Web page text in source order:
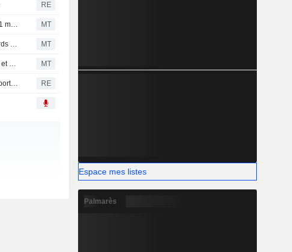
RE
Flash résultats (MRK) : Merck & Co., Inc. publie un chiffre d'affaires de 16,61 milliards de dollars au deuxième trimestre, contre 16,37 milliards de dollars attendus par le consensus FactSet MT
(MRK) Merck table sur un chiffre d'affaires compris entre 66,3 et 67,3 milliards de dollars pour 2026, contre une estimation FactSet de 66,86 milliards MT
(MRK) Merck anticipe un bénéfice par action ajusté pour 2026 entre 2,66 $ et 2,76 $, contre une estimation FactSet de 2,79 $ MT
Merck publie des résultats supérieurs aux attentes au deuxième trimestre, portés par la solidité du Keytruda RE
Espace mes listes
Palmarès